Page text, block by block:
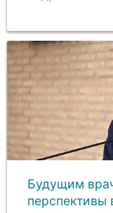
ректором
Будущим
перспективы